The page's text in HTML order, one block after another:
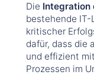
Die Integration
bestehende
kritischer
dafür, dass die
und effizient
Prozessen im